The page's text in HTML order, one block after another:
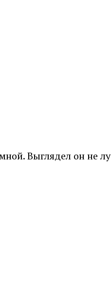
Выглядел он не